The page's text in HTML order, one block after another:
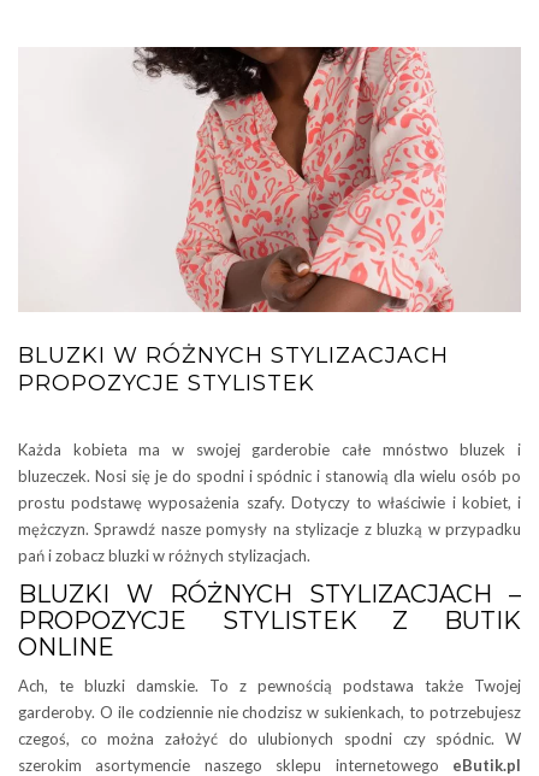
BLUZKI W RÓŻNYCH STYLIZACJACH
PROPOZYCJE STYLISTEK
Każda kobieta ma w swojej garderobie całe mnóstwo bluzek i
bluzeczek. Nosi się je do spodni i spódnic i stanowią dla wielu osób po
prostu podstawę wyposażenia szafy. Dotyczy to właściwie i kobiet, i
mężczyzn. Sprawdź nasze pomysły na stylizacje z bluzką w przypadku
pań i zobacz bluzki w różnych stylizacjach.
BLUZKI W RÓŻNYCH STYLIZACJACH –
PROPOZYCJE STYLISTEK Z BUTIK
ONLINE
Ach, te bluzki damskie. To z pewnością podstawa także Twojej
garderoby. O ile codziennie nie chodzisz w sukienkach, to potrzebujesz
czegoś, co można założyć do ulubionych spodni czy spódnic. W
szerokim asortymencie naszego sklepu internetowego eButik.pl